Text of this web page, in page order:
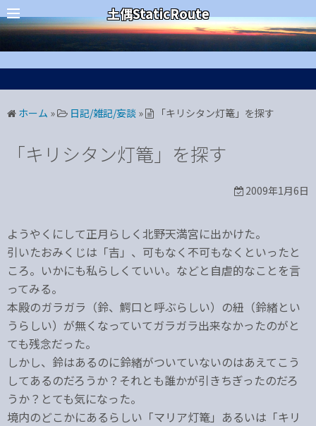
コ
ン
ン
ス
土偶StaticRoute
カテゴリー
ホーム » 日記/雑記/妄談 » 「キリシタン灯篭」を探す
「キリシタン灯篭」を探す
2009年1月6日
ようやくにして正月らしく北野天満宮に出かけた。
引いたおみくじは「吉」、可もなく不可もなくといったと
ころ。いかにも私らしくていい。などと自虐的なことを言
ってみる。
本殿のガラガラ（鈴、鰐口と呼ぶらしい）の紐（鈴緒とい
うらしい）が無くなっていてガラガラ出来なかったのがと
ても残念だった。
しかし、鈴はあるのに鈴緒がついていないのはあえてこう
してあるのだろうか？それとも誰かが引きちぎったのだろ
うか？とても気になった。
境内のどこかにあるらしい「マリア灯篭」あるいは「キリ